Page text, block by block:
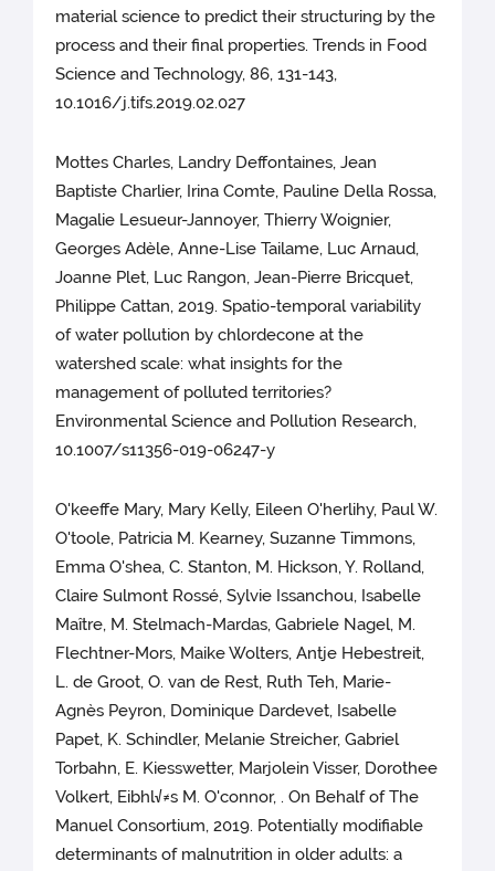
material science to predict their structuring by the
process and their final properties. Trends in Food
Science and Technology, 86, 131-143,
10.1016/j.tifs.2019.02.027
Mottes Charles, Landry Deffontaines, Jean
Baptiste Charlier, Irina Comte, Pauline Della Rossa,
Magalie Lesueur-Jannoyer, Thierry Woignier,
Georges Adèle, Anne-Lise Tailame, Luc Arnaud,
Joanne Plet, Luc Rangon, Jean-Pierre Bricquet,
Philippe Cattan, 2019. Spatio-temporal variability
of water pollution by chlordecone at the
watershed scale: what insights for the
management of polluted territories?
Environmental Science and Pollution Research,
10.1007/s11356-019-06247-y
O'keeffe Mary, Mary Kelly, Eileen O'herlihy, Paul W.
O'toole, Patricia M. Kearney, Suzanne Timmons,
Emma O'shea, C. Stanton, M. Hickson, Y. Rolland,
Claire Sulmont Rossé, Sylvie Issanchou, Isabelle
Maître, M. Stelmach-Mardas, Gabriele Nagel, M.
Flechtner-Mors, Maike Wolters, Antje Hebestreit,
L. de Groot, O. van de Rest, Ruth Teh, Marie-
Agnès Peyron, Dominique Dardevet, Isabelle
Papet, K. Schindler, Melanie Streicher, Gabriel
Torbahn, E. Kiesswetter, Marjolein Visser, Dorothee
Volkert, Eibhl√≠s M. O'connor, . On Behalf of The
Manuel Consortium, 2019. Potentially modifiable
determinants of malnutrition in older adults: a